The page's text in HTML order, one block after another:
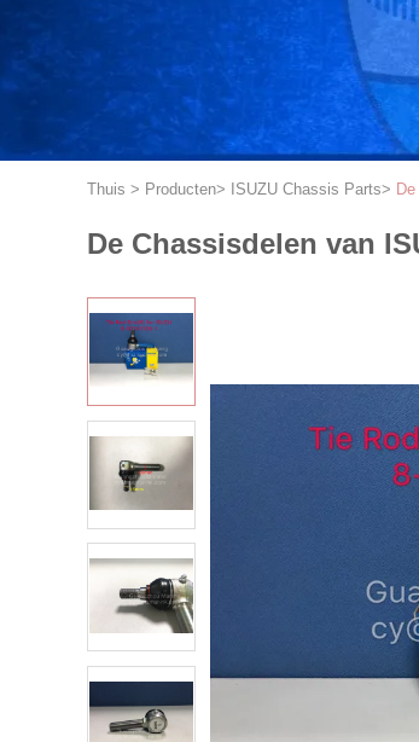
Thuis > Producten> ISUZU Chassis Parts>
De Chassisdelen van